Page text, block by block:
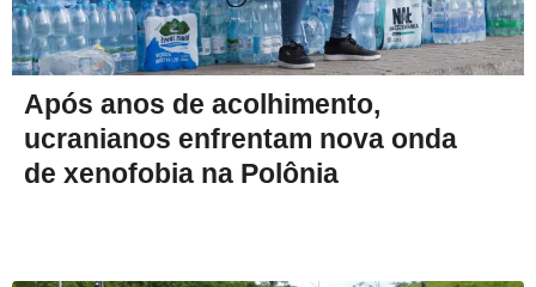
Após anos de acolhimento,
ucranianos enfrentam nova onda
de xenofobia na Polônia